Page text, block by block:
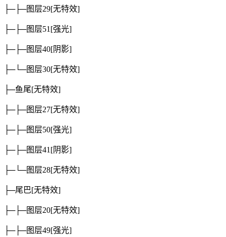
├─├─图层29[无特效]
├─├─图层51[强光]
├─├─图层40[阴影]
├─└─图层30[无特效]
├─鱼尾[无特效]
├─├─图层27[无特效]
├─├─图层50[强光]
├─├─图层41[阴影]
├─└─图层28[无特效]
├─尾巴[无特效]
├─├─图层20[无特效]
├─├─图层49[强光]